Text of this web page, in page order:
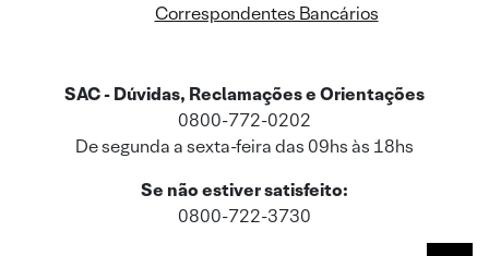
Correspondentes Bancários
SAC - Dúvidas, Reclamações e Orientações
0800-772-0202
De segunda a sexta-feira das 09hs às 18hs
Se não estiver satisfeito:
0800-722-3730